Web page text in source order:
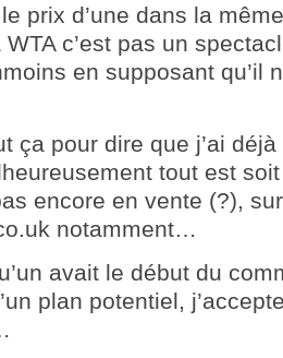
prix d’une dans la
c’est pas un
en supposant qu’il
ça pour dire que j’ai
tout est
encore en vente (?), sur
notamment…
avait le début du
plan potentiel,